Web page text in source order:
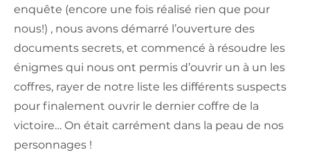
enquête (encore une fois réalisé rien que pour
nous!) , nous avons démarré l’ouverture des
documents secrets, et commencé à résoudre les
énigmes qui nous ont permis d’ouvrir un à un les
coffres, rayer de notre liste les différents suspects
pour finalement ouvrir le dernier coffre de la
victoire… On était carrément dans la peau de nos
personnages !